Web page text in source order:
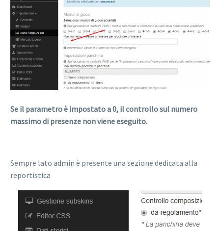
Se il parametro è impostato a 0, il controllo sul numero
massimo di presenze non viene eseguito.
Sempre lato admin è presente una sezione dedicata alla
reportistica